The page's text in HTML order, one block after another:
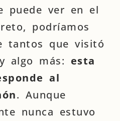
puede ver en el
podríamos
tantos que visitó
algo más: esta
al
. Aunque
nunca estuvo